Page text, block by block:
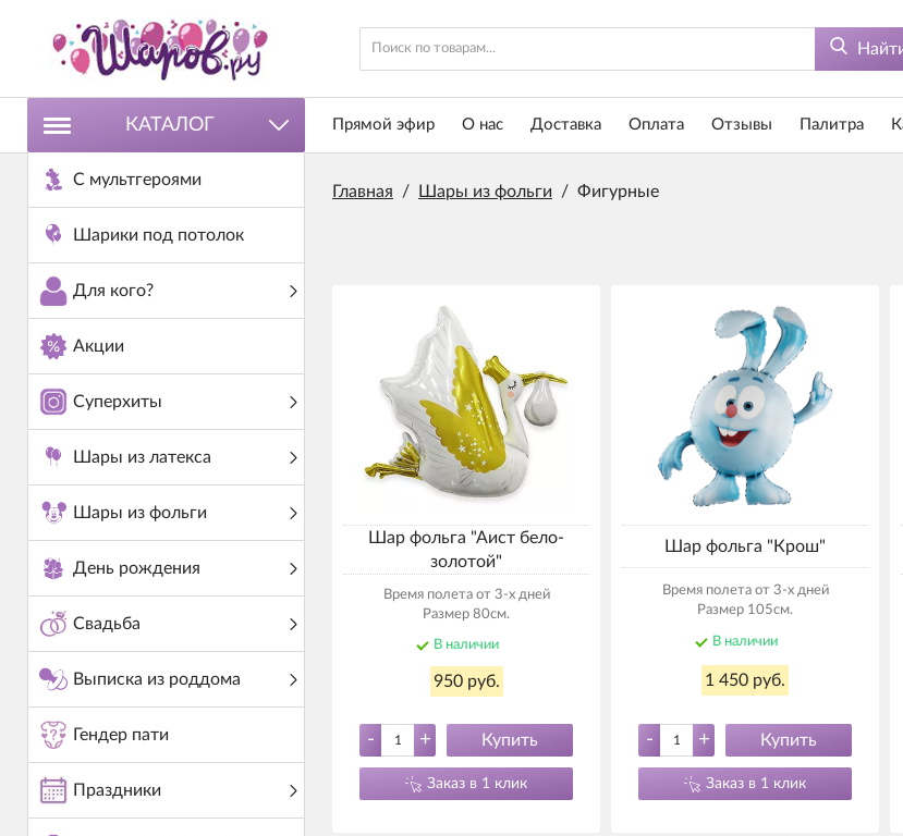
КАТАЛОГ
С мультгероями
Шарики под потолок
Для кого?
Акции
Суперхиты
Шары из латекса
Шары из фольги
День рождения
Свадьба
Выписка из роддома
Гендер пати
Праздники
Прямой эфир О нас Доставка Оплата Отзывы Палитра
Главная / Шары из фольги / Фигурные
Шар фольга "Аист бело-
золотой"
Время полета от 3-х дней
Размер 80см.
В наличии
950 руб.
- + Купить
Заказ в 1 клик
Шар фольга "Крош"
Время полета от 3-х дней
Размер 105см.
В наличии
1 450 руб.
- + Купить
Заказ в 1 клик